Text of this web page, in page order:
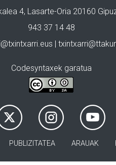
4, Lasarte-Oria 20160
943 37 14 48
|
Codesyntaxek garatua
PUBLIZITATEA ARAUAK